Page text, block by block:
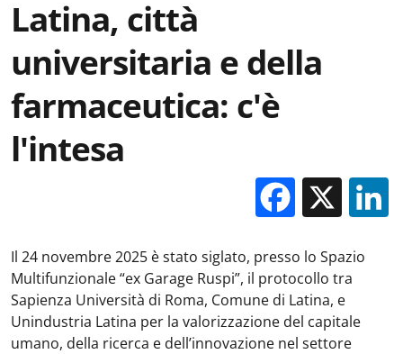
Latina, città
universitaria e della
farmaceutica: c'è
l'intesa
X
Il 24 novembre 2025 è stato siglato, presso lo Spazio
Multifunzionale “ex Garage Ruspi”, il protocollo tra
Sapienza Università di Roma, Comune di Latina, e
Unindustria Latina per la valorizzazione del capitale
umano, della ricerca e dell’innovazione nel settore